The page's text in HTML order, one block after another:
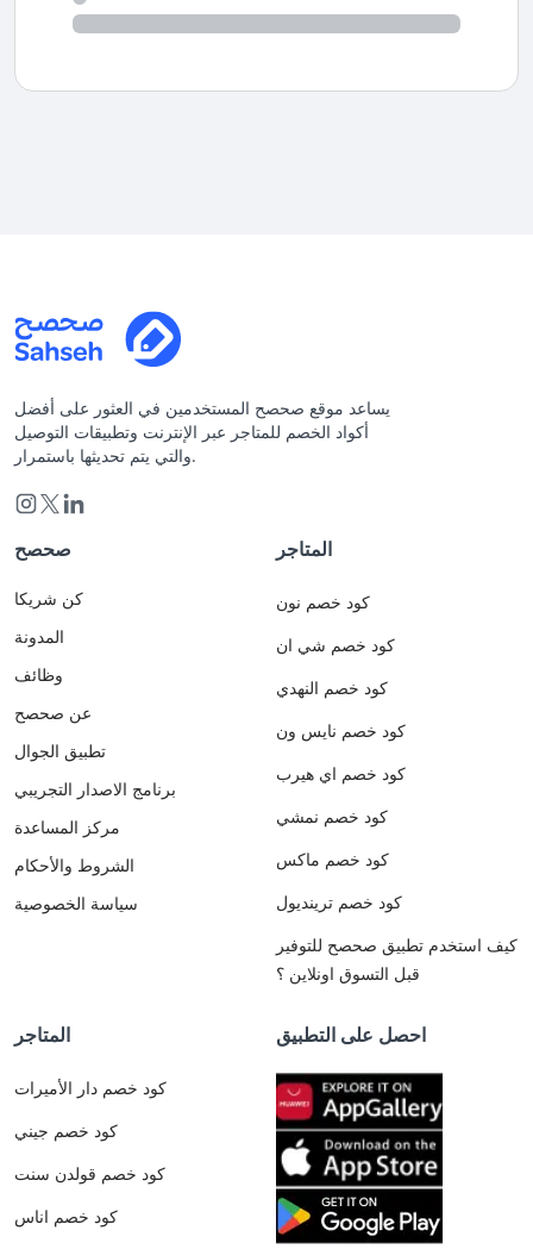
يساعد موقع صحصح المستخدمين في العثور على أفضل
أكواد الخصم للمتاجر عبر الإنترنت وتطبيقات التوصيل
والتي يتم تحديثها باستمرار.
صحصح
كن شريكا
المدونة
وظائف
عن صحصح
تطبيق الجوال
برنامج الاصدار التجريبي
مركز المساعدة
الشروط والأحكام
سياسة الخصوصية
المتاجر
كود خصم نون
كود خصم شي ان
كود خصم النهدي
كود خصم نايس ون
كود خصم اي هيرب
كود خصم نمشي
كود خصم ماكس
كود خصم ترينديول
كيف استخدم تطبيق صحصح للتوفير
قبل التسوق اونلاين ؟
المتاجر
كود خصم دار الأميرات
كود خصم جيني
كود خصم قولدن سنت
كود خصم اناس
احصل على التطبيق